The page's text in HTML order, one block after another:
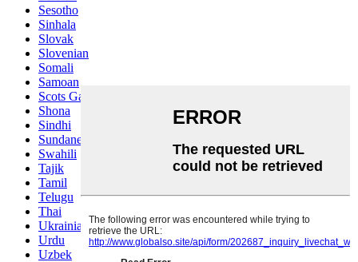
Sesotho
Sinhala
Slovak
Slovenian
Somali
Samoan
Scots Gaelic
Shona
Sindhi
Sundanese
Swahili
Tajik
Tamil
Telugu
Thai
Ukrainian
Urdu
Uzbek